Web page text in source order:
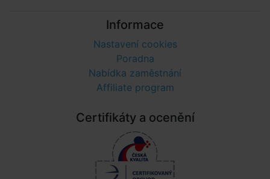
Informace
Nastavení cookies
Poradna
Nabídka zaměstnání
Affiliate program
Certifikáty a ocenění